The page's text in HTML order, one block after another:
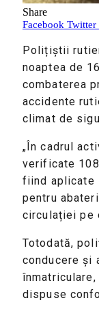
Share
Facebook Twitter
Polițiștii
noaptea de
combaterea
accidente
climat de
„În cadrul
verificate
fiind aplicate
pentru
circulației pe
Totodată,
conducere și
dispuse